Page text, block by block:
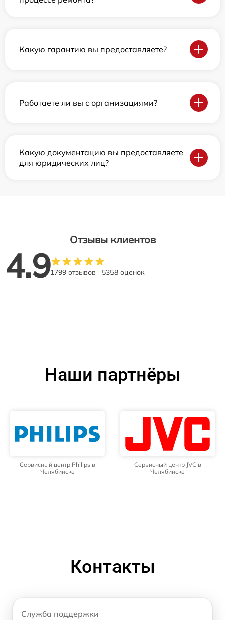
Какую гарантию вы предоставляете?
Работаете ли вы с организациями?
Какую документацию вы предоставляете
для юридических лиц?
Отзывы клиентов
4.91799 отзывов 5358 оценок
Наши партнёры
Сервисный центр Philips в
Челябинске
Сервисный центр JVC в
Челябинске
Контакты
Служба поддержки